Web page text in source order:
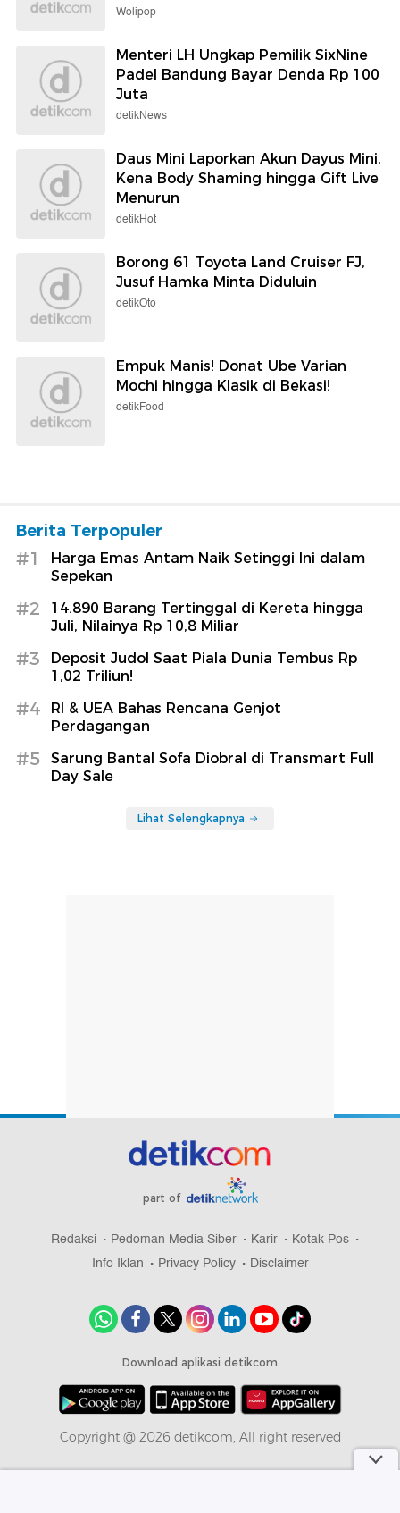
Wolipop
Menteri LH Ungkap Pemilik SixNine
Padel Bandung Bayar Denda Rp 100
Juta
detikNews
Daus Mini Laporkan Akun Dayus Mini,
Kena Body Shaming hingga Gift Live
Menurun
detikHot
Borong 61 Toyota Land Cruiser FJ,
Jusuf Hamka Minta Diduluin
detikOto
Empuk Manis! Donat Ube Varian
Mochi hingga Klasik di Bekasi!
detikFood
Berita Terpopuler
#1
Harga Emas Antam Naik Setinggi Ini dalam
Sepekan
#2
14.890 Barang Tertinggal di Kereta hingga
Juli, Nilainya Rp 10,8 Miliar
#3
Deposit Judol Saat Piala Dunia Tembus Rp
1,02 Triliun!
#4
RI & UEA Bahas Rencana Genjot
Perdagangan
#5
Sarung Bantal Sofa Diobral di Transmart Full
Day Sale
Lihat Selengkapnya
part of
Redaksi Pedoman Media Siber Karir
Kotak Pos
Info Iklan
Privacy Policy Disclaimer
Download aplikasi detikcom
Copyright @ 2026 detikcom, All right reserved